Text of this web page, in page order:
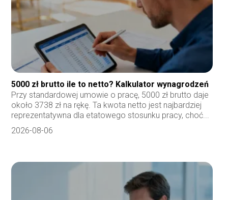
5000 zł brutto ile to netto? Kalkulator wynagrodzeń
Przy standardowej umowie o pracę, 5000 zł brutto daje
około 3738 zł na rękę. Ta kwota netto jest najbardziej
reprezentatywna dla etatowego stosunku pracy, choć...
2026-08-06